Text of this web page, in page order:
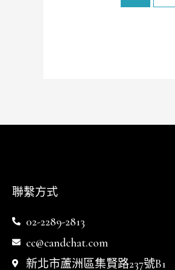
聯繫方式
02-2289-2813
cc@candchat.com
新北市蘆洲區集賢路237號B1